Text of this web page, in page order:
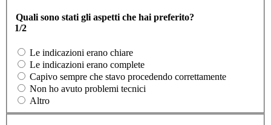
Quali sono stati gli aspetti che hai preferito?
1/2
Le indicazioni erano chiare
Le indicazioni erano complete
Capivo sempre che stavo procedendo correttamente
Non ho avuto problemi tecnici
Altro